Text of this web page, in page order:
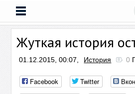
Жуткая история
01.12.2015, 00:07, История 0
Facebook Twitter